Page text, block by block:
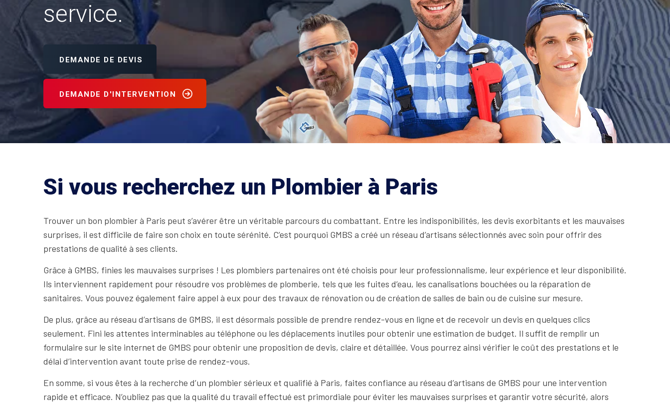
service.
DEMANDE DE DEVIS
DEMANDE D'INTERVENTION
Si vous recherchez un Plombier à Paris
Trouver un bon plombier à Paris peut s’avérer être un véritable parcours du combattant. Entre les indisponibilités, les devis exorbitants et les mauvaises
surprises, il est difficile de faire son choix en toute sérénité. C’est pourquoi GMBS a créé un réseau d’artisans sélectionnés avec soin pour offrir des
prestations de qualité à ses clients.
Grâce à GMBS, finies les mauvaises surprises ! Les plombiers partenaires ont été choisis pour leur professionnalisme, leur expérience et leur disponibilité.
Ils interviennent rapidement pour résoudre vos problèmes de plomberie, tels que les fuites d’eau, les canalisations bouchées ou la réparation de
sanitaires. Vous pouvez également faire appel à eux pour des travaux de rénovation ou de création de salles de bain ou de cuisine sur mesure.
De plus, grâce au réseau d’artisans de GMBS, il est désormais possible de prendre rendez-vous en ligne et de recevoir un devis en quelques clics
seulement. Fini les attentes interminables au téléphone ou les déplacements inutiles pour obtenir une estimation de budget. Il suffit de remplir un
formulaire sur le site internet de GMBS pour obtenir une proposition de devis, claire et détaillée. Vous pourrez ainsi vérifier le coût des prestations et le
délai d’intervention avant toute prise de rendez-vous.
En somme, si vous êtes à la recherche d’un plombier sérieux et qualifié à Paris, faites confiance au réseau d’artisans de GMBS pour une intervention
rapide et efficace. N’oubliez pas que la qualité du travail effectué est primordiale pour éviter les mauvaises surprises et garantir votre sécurité, alors